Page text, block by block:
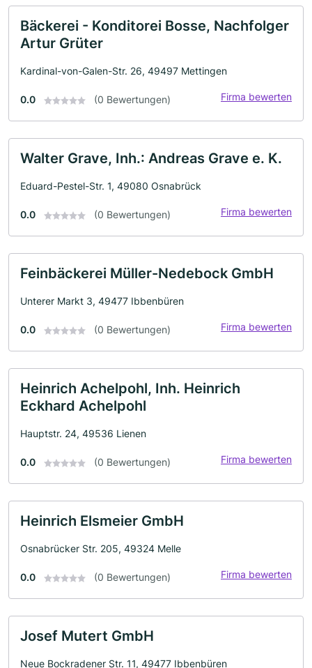
Bäckerei - Konditorei Bosse, Nachfolger
Artur Grüter
Kardinal-von-Galen-Str. 26, 49497 Mettingen
0.0 (0 Bewertungen) Firma bewerten
Walter Grave, Inh.: Andreas Grave e. K.
Eduard-Pestel-Str. 1, 49080 Osnabrück
0.0 (0 Bewertungen) Firma bewerten
Feinbäckerei Müller-Nedebock GmbH
Unterer Markt 3, 49477 Ibbenbüren
0.0 (0 Bewertungen) Firma bewerten
Heinrich Achelpohl, Inh. Heinrich
Eckhard Achelpohl
Hauptstr. 24, 49536 Lienen
0.0 (0 Bewertungen) Firma bewerten
Heinrich Elsmeier GmbH
Osnabrücker Str. 205, 49324 Melle
0.0 (0 Bewertungen) Firma bewerten
Josef Mutert GmbH
Neue Bockradener Str. 11, 49477 Ibbenbüren